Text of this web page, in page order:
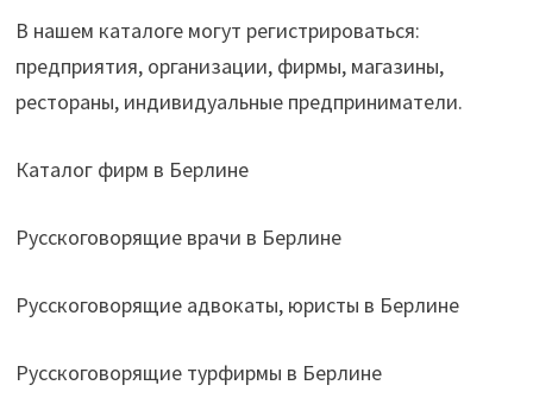
В нашем каталоге могут регистрироваться:
предприятия, организации, фирмы, магазины,
рестораны, индивидуальные предприниматели.
Каталог фирм в Берлине
Русскоговорящие врачи в Берлине
Русскоговорящие адвокаты, юристы в Берлине
Русскоговорящие турфирмы в Берлине